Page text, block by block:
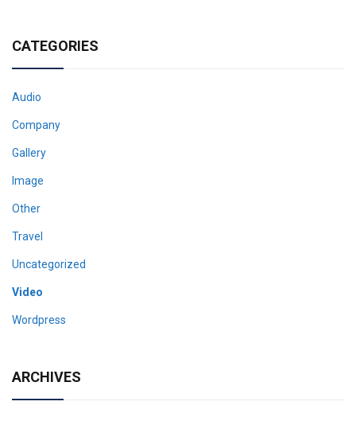
CATEGORIES
Audio
Company
Gallery
Image
Other
Travel
Uncategorized
Video
Wordpress
ARCHIVES